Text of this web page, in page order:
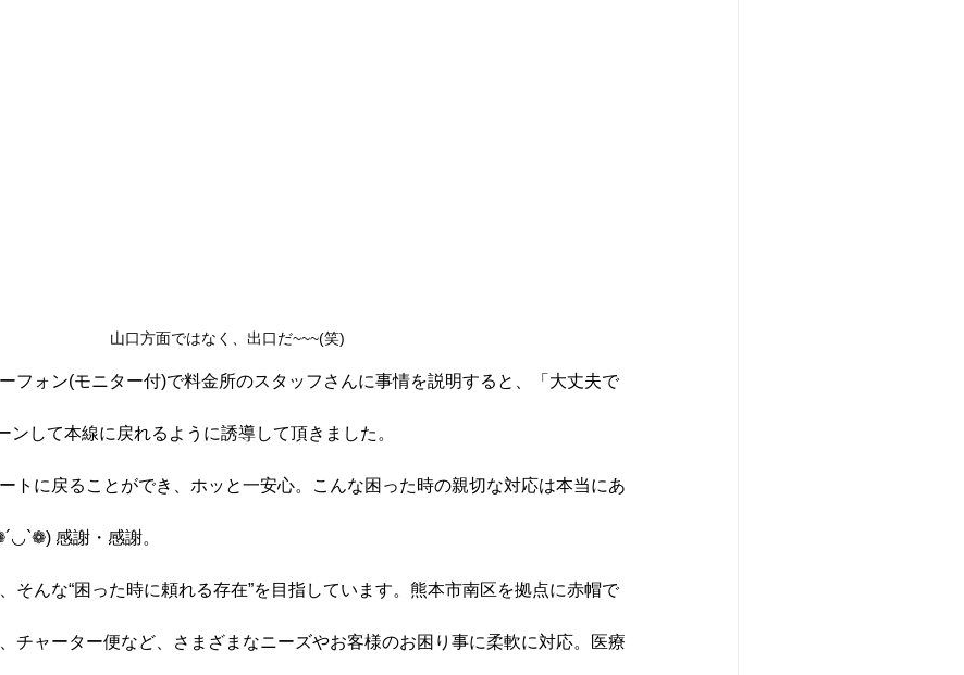
山口方面ではなく、出口だ~~~(笑)
フォン(モニター付)で料金所のスタッフさんに事情を説明すると、「大丈夫で
ンして本線に戻れるように誘導して頂きました。
トに戻ることができ、ホッと一安心。こんな困った時の親切な対応は本当にあ
感謝・感謝。
そんな“困った時に頼れる存在”を目指しています。熊本市南区を拠点に赤帽で
チャーター便など、さまざまなニーズやお客様のお困り事に柔軟に対応。医療